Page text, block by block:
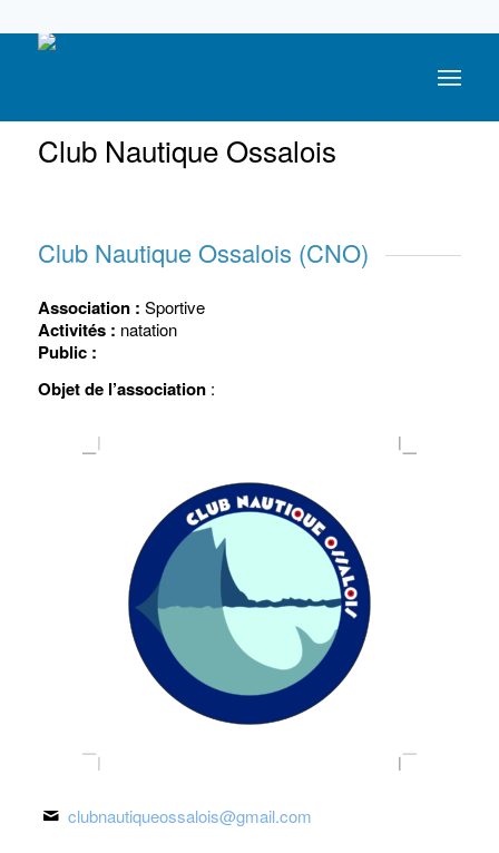
Club Nautique Ossalois
Club Nautique Ossalois (CNO)
Association : Sportive
Activités : natation
Public :
Objet de l’association :
clubnautiqueossalois@gmail.com